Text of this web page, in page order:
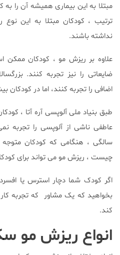
مبتلا به این بیماری همیشه آن را
ترتیب ، کودکان مبتلا به این
نداشته باشند.
علاوه بر ریزش مو ، کودکان ممکن
ضایعاتی را نیز تجربه کنند.
اضافی را تجربه کنند، اما در
سالگی ، هنگامی که کودکان متوجه
چیست ، ریزش مو می تواند برای
اگر کودک شما دچار استرس یا
بخواهید که یک مشاور که تجربه کار
کند.
انواع ریزش مو